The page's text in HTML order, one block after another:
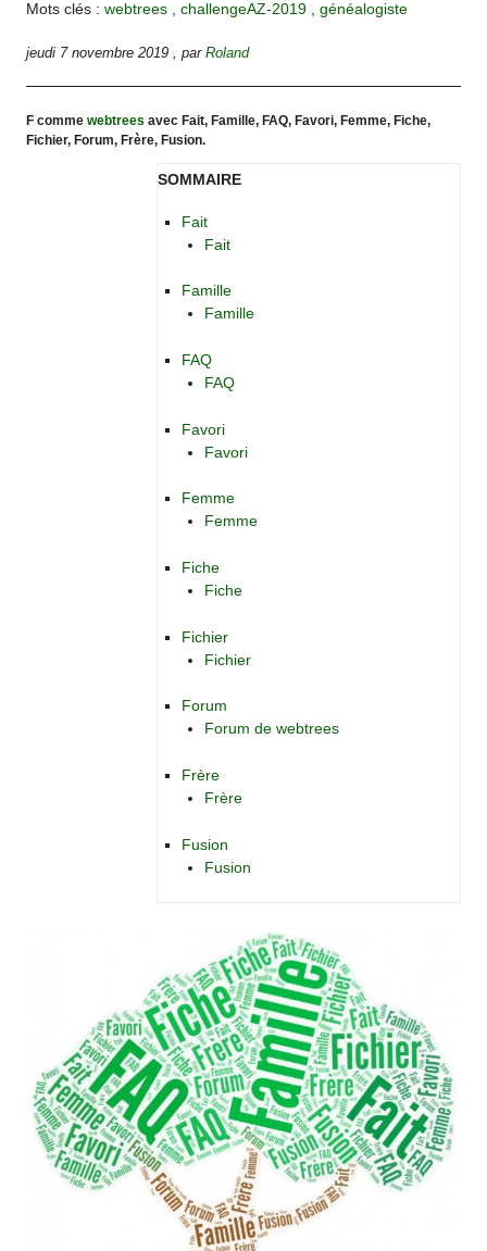
Mots clés :webtrees ,challengeAZ-2019 ,généalogiste
jeudi 7 novembre 2019 ,parRoland
F commewebtrees avec Fait, Famille, FAQ, Favori, Femme, Fiche,
Fichier, Forum, Frère, Fusion.
SOMMAIRE
Fait
Fait
Famille
Famille
FAQ
FAQ
Favori
Favori
Femme
Femme
Fiche
Fiche
Fichier
Fichier
Forum
Forum de webtrees
Frère
Frère
Fusion
Fusion